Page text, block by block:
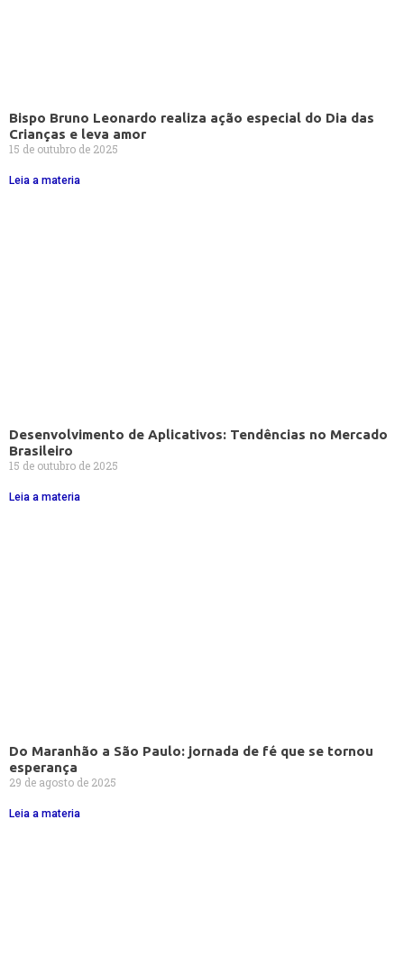
Bispo Bruno Leonardo realiza ação especial do Dia das
Crianças e leva amor
15 de outubro de 2025
Leia a materia
Desenvolvimento de Aplicativos: Tendências no Mercado
Brasileiro
15 de outubro de 2025
Leia a materia
Do Maranhão a São Paulo: jornada de fé que se tornou
esperança
29 de agosto de 2025
Leia a materia